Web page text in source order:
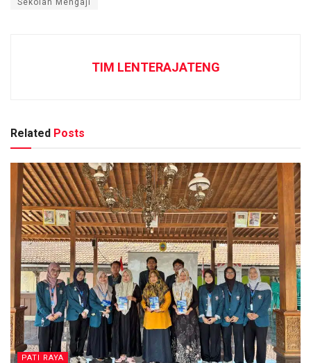
Sekolah Mengaji
TIM LENTERAJATENG
Related Posts
PATI RAYA